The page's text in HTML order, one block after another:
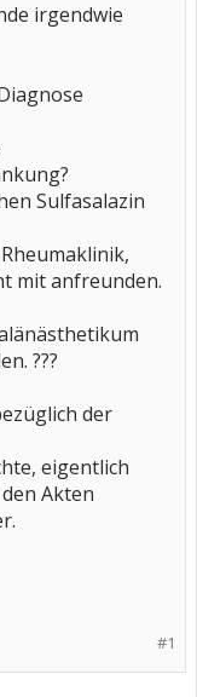
irgendwie
Sulfasalazin
mit anfreunden.
???
der
eigentlich
Akten
#1